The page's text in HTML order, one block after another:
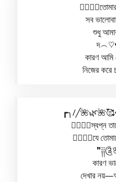
সব
শুধু
কারণ আমি
নিজের
┏╮/
✿⃟✺⃟স্বপ্ন
✿⃟✺⃟যে
কারণ
দেখার